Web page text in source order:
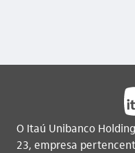
O Itaú Unibanco
23, empresa